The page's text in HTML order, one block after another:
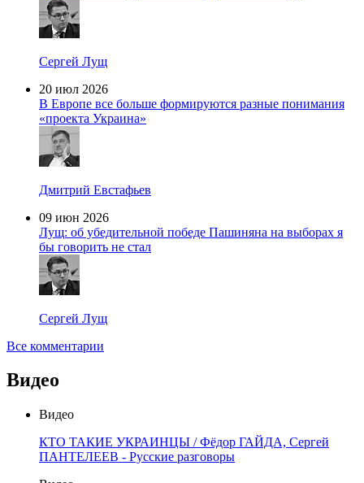
Сергей Лущ
20 июл 2026
В Европе все больше формируются разные понимания
«проекта Украина»
Дмитрий Евстафьев
09 июн 2026
Лущ: об убедительной победе Пашиняна на выборах я
бы говорить не стал
Сергей Лущ
Все комментарии
Видео
Видео
КТО ТАКИЕ УКРАИНЦЫ / Фёдор ГАЙДА, Сергей
ПАНТЕЛЕЕВ - Русские разговоры